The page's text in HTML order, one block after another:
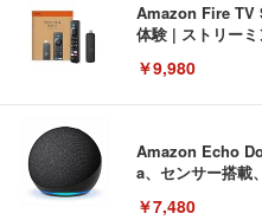
Amazon Fire TV
体験 | ストリー
￥9,980
Amazon Echo
a、センサー搭載
￥7,480